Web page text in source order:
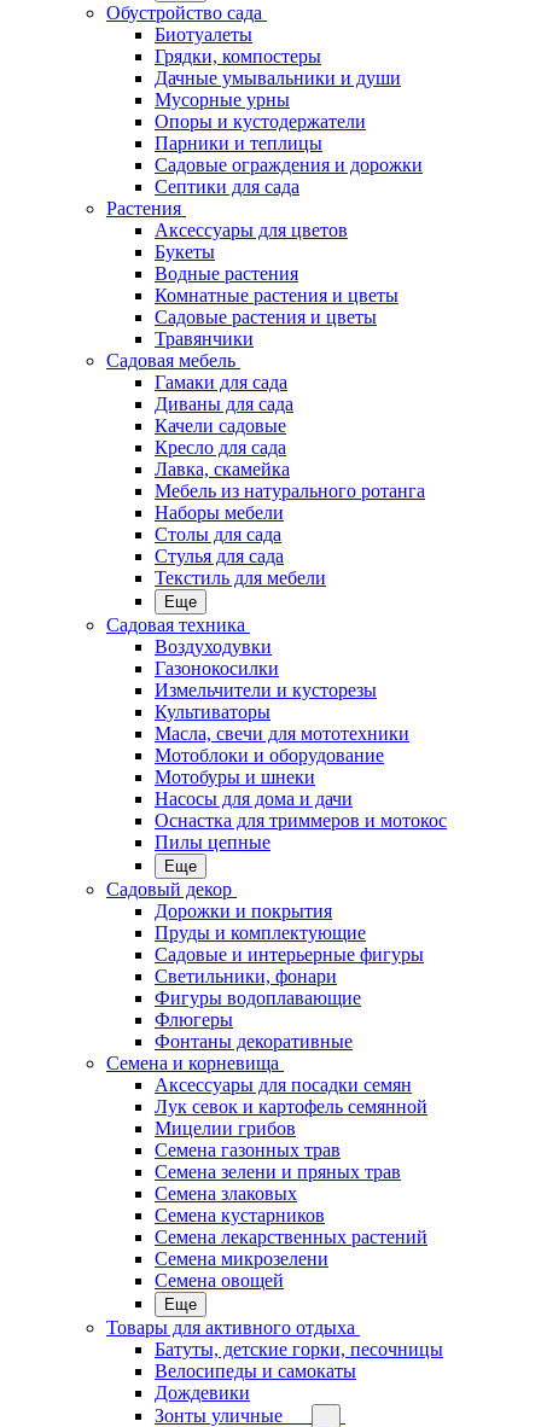
Обустройство сада
Биотуалеты
Грядки, компостеры
Дачные умывальники и души
Мусорные урны
Опоры и кустодержатели
Парники и теплицы
Садовые ограждения и дорожки
Септики для сада
Растения
Аксессуары для цветов
Букеты
Водные растения
Комнатные растения и цветы
Садовые растения и цветы
Травянчики
Садовая мебель
Гамаки для сада
Диваны для сада
Качели садовые
Кресло для сада
Лавка, скамейка
Мебель из натурального ротанга
Наборы мебели
Столы для сада
Стулья для сада
Текстиль для мебели
Еще
Садовая техника
Воздуходувки
Газонокосилки
Измельчители и кусторезы
Культиваторы
Масла, свечи для мототехники
Мотоблоки и оборудование
Мотобуры и шнеки
Насосы для дома и дачи
Оснастка для триммеров и мотокос
Пилы цепные
Еще
Садовый декор
Дорожки и покрытия
Пруды и комплектующие
Садовые и интерьерные фигуры
Светильники, фонари
Фигуры водоплавающие
Флюгеры
Фонтаны декоративные
Семена и корневища
Аксессуары для посадки семян
Лук севок и картофель семянной
Мицелии грибов
Семена газонных трав
Семена зелени и пряных трав
Семена злаковых
Семена кустарников
Семена лекарственных растений
Семена микрозелени
Семена овощей
Еще
Товары для активного отдыха
Батуты, детские горки, песочницы
Велосипеды и самокаты
Дождевики
Зонты уличные